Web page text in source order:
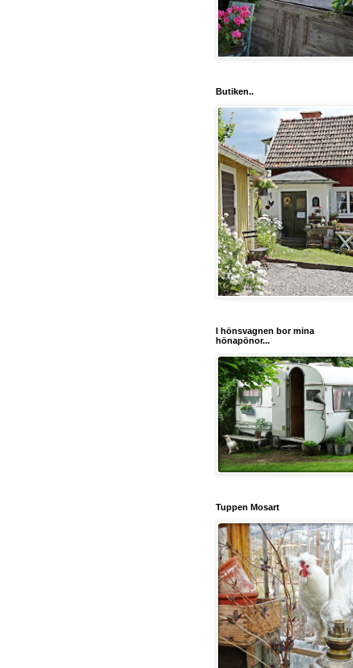
Butiken..
I hönsvagnen bor mina
hönapönor...
Tuppen Mosart